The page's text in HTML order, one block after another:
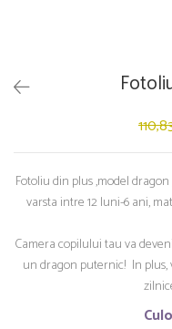
Fotoliu din plus ,model
varsta intre 12 luni-6 ani,
Camera copilului tau va
un dragon puternic! In